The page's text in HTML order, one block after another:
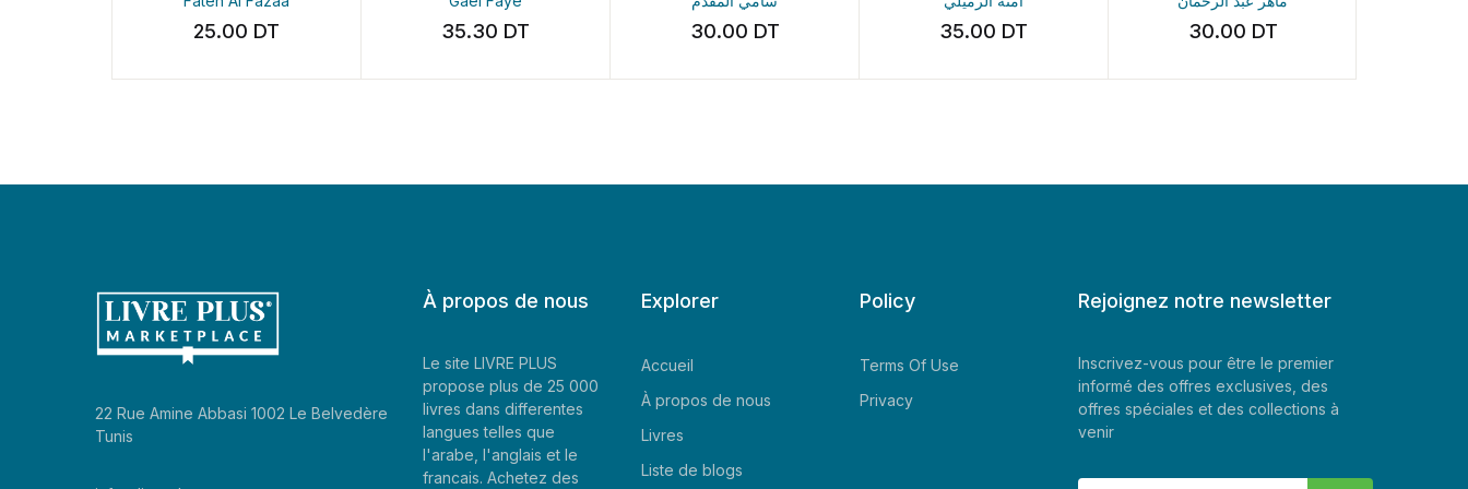
35.30DT 30.00DT 35.00DT 30.00DT 45.00DT
22 Rue Amine Abbasi 1002 Le Belvedère
Tunis
À propos de nous
Le site LIVRE PLUS
propose plus de 25 000
livres dans differentes
langues telles que
l'arabe, l'anglais et le
francais. Achetez des
Explorer
Accueil
À propos de nous
Livres
Liste de blogs
Policy
Terms Of Use
Privacy
Rejoignez notre newsletter
Inscrivez-vous pour être le premier
informé des offres exclusives, des
offres spéciales et des collections à
venir